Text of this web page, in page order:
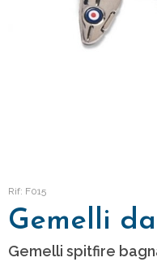
Rif: F015
Gemelli
Gemelli spitfire